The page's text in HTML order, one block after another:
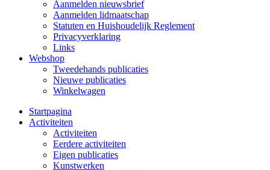
Aanmelden nieuwsbrief
Aanmelden lidmaatschap
Statuten en Huishoudelijk Reglement
Privacyverklaring
Links
Webshop
Tweedehands publicaties
Nieuwe publicaties
Winkelwagen
Startpagina
Activiteiten
Activiteiten
Eerdere activiteiten
Eigen publicaties
Kunstwerken